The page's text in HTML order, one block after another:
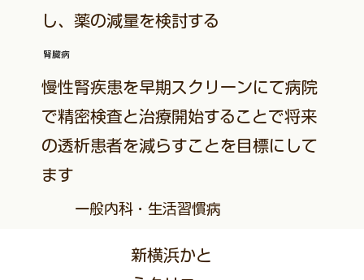
し、薬の減量を検討する
腎臓病
慢性腎疾患を早期スクリーンにて病院
で精密検査と治療開始することで将来
の透析患者を減らすことを目標にして
ます
一般内科・生活習慣病
新横浜かと